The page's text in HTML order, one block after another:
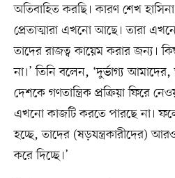
অতিবাহিত করছি। কারণ শেখ
প্রেতাত্মারা এখনো আছে। তারা
তাদের রাজত্ব কায়েম করার জন্য।
না।’ তিনি বলেন, ‘দুর্ভাগ্য আমাদের,
দেশকে গণতান্ত্রিক প্রক্রিয়া ফিরে
এখনো কাজটি করতে পারছে না।
হচ্ছে, তাদের (ষড়যন্ত্রকারীদের)
করে দিচ্ছে।’